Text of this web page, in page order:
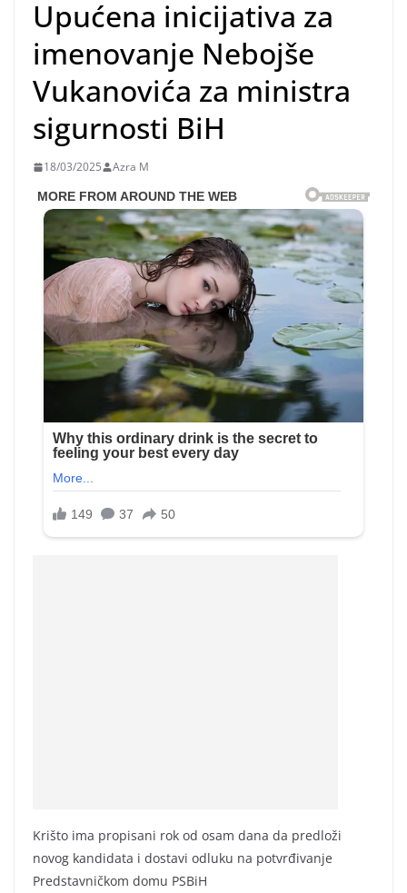
Upućena inicijativa za
imenovanje Nebojše
Vukanovića za ministra
sigurnosti BiH
18/03/2025 Azra M
Krišto ima propisani rok od osam dana da predloži
novog kandidata i dostavi odluku na potvrđivanje
Predstavničkom domu PSBiH